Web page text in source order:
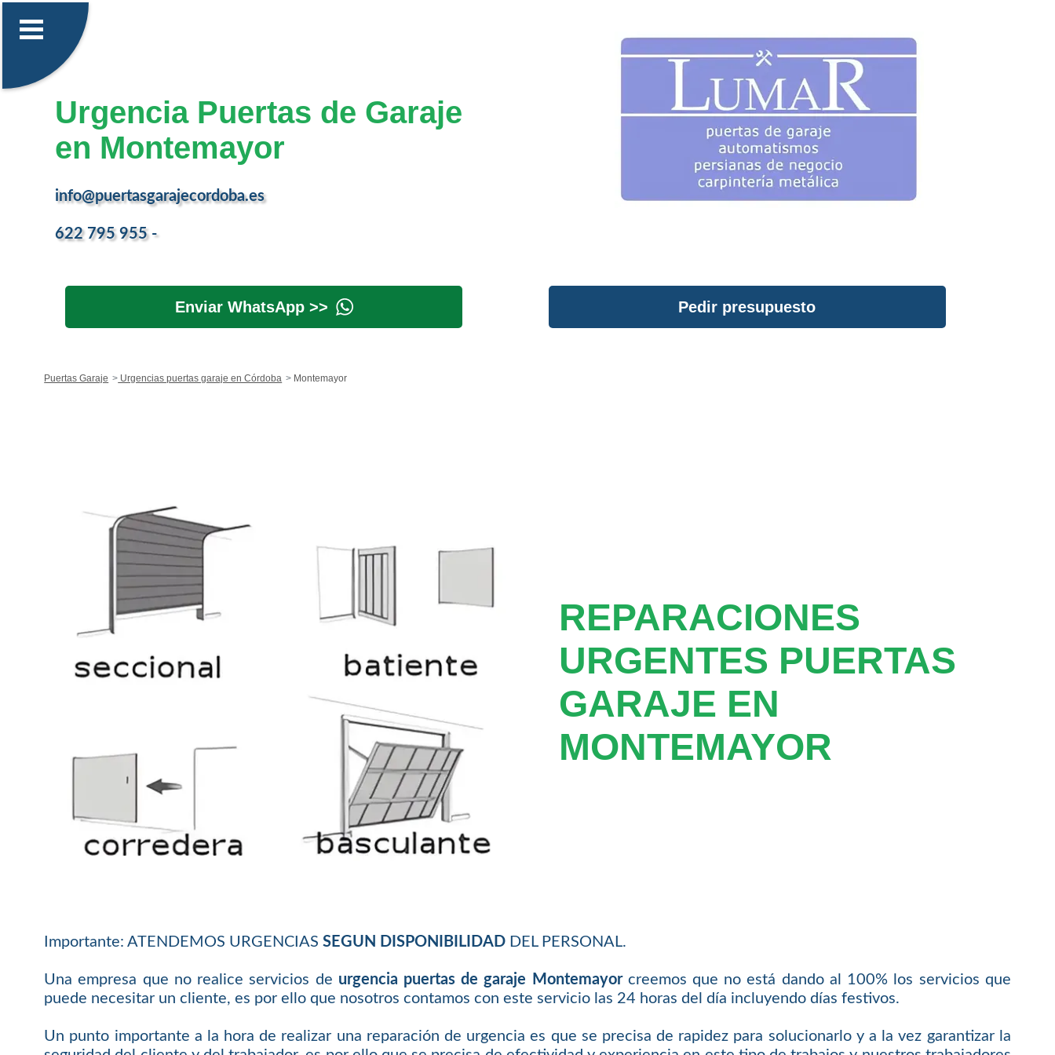
Urgencia Puertas de Garaje
en Montemayor
info@puertasgarajecordoba.es
622 795 955 -
Enviar WhatsApp >> Pedir presupuesto
Puertas Garaje Urgencias puertas garaje en Córdoba Montemayor
REPARACIONES
URGENTES PUERTAS
GARAJE EN
MONTEMAYOR
Importante: ATENDEMOS URGENCIASSEGUN DISPONIBILIDAD DEL PERSONAL.
Una empresa que no realice servicios de urgencia puertas de garaje Montemayorcreemos que no está dando al 100% los servicios que
puede necesitar un cliente, es por ello que nosotros contamos con este servicio las 24 horas del día incluyendo días festivos.
Un punto importante a la hora de realizar una reparación de urgencia es que se precisa de rapidez para solucionarlo y a la vez garantizar la